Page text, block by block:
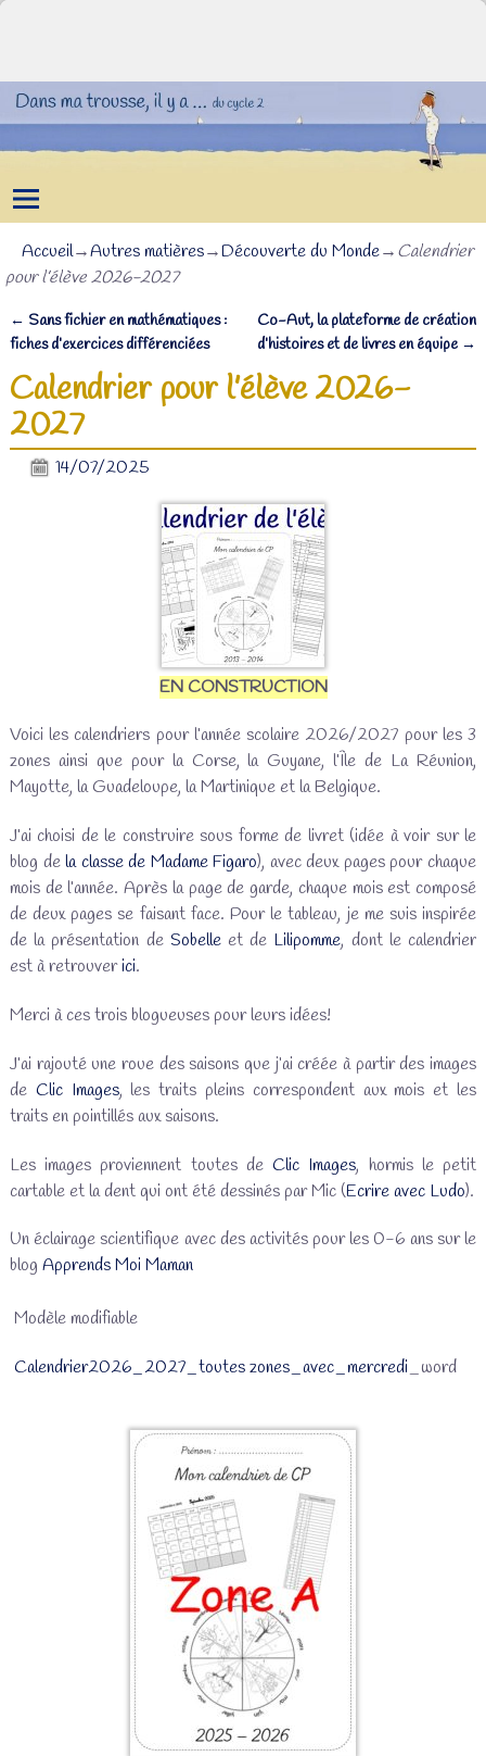
Accueil→Autres matières→Découverte du Monde→Calendrier
pour l’élève 2026-2027
Navigation des articles
← Sans fichier en mathématiques :
fiches d’exercices différenciées
Co-Aut, la plateforme de création
d’histoires et de livres en équipe →
Calendrier pour l’élève 2026-
2027
14/07/2025
EN CONSTRUCTION
Voici les calendriers pour l’année scolaire 2026/2027 pour les 3
zones ainsi que pour la Corse, la Guyane, l’Île de La Réunion,
Mayotte, la Guadeloupe, la Martinique et la Belgique.
J’ai choisi de le construire sous forme de livret (idée à voir sur le
blog dela classe de Madame Figaro), avec deux pages pour chaque
mois de l’année. Après la page de garde, chaque mois est composé
de deux pages se faisant face. Pour le tableau, je me suis inspirée
de la présentation de Sobelleet de Lilipomme, dont le calendrier
est à retrouverici.
Merci à ces trois blogueuses pour leurs idées!
J’ai rajouté une roue des saisons que j’ai créée à partir des images
de Clic Images, les traits pleins correspondent aux mois et les
traits en pointillés aux saisons.
Les images proviennent toutes deClic Images, hormis le petit
cartable et la dent qui ont été dessinés par Mic (Ecrire avec Ludo).
Un éclairage scientifique avec des activités pour les 0-6 ans sur le
blog Apprends Moi Maman
Modèle modifiable
Calendrier2026_2027_toutes zones_avec_mercredi _word